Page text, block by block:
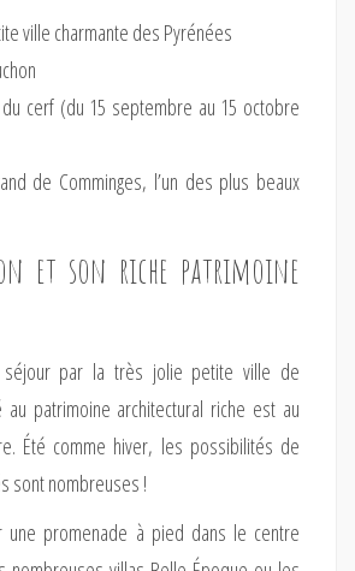
ville charmante des Pyrénées
cerf (du 15 septembre au 15 octobre
de Comminges, l’un des plus beaux
et son riche patrimoine
séjour par la très jolie petite ville de
au patrimoine architectural riche est au
Été comme hiver, les possibilités de
sont nombreuses !
une promenade à pied dans le centre